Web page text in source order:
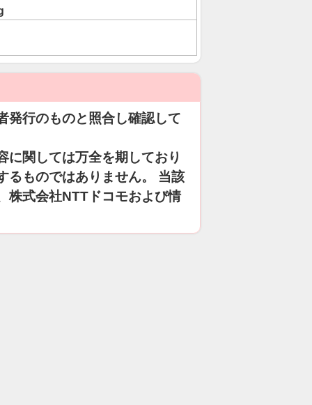
発行のものと照合し確認して
に関しては万全を期しており
るものではありません。 当該
株式会社NTTドコモおよび情